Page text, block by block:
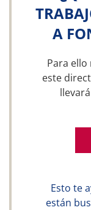
A
Para
este
Esto te
están